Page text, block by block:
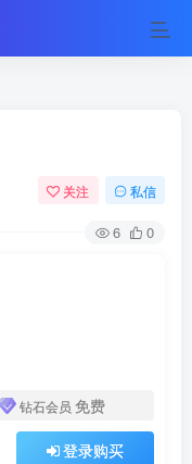
关注 私信
6 0
钻石会员 免费
登录购买